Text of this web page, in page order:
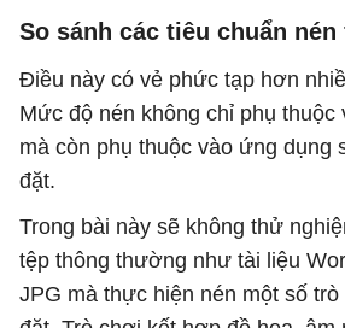
So sánh các tiêu chuẩn nén
Điều này có vẻ phức tạp hơn
Mức độ nén không chỉ phụ
mà còn phụ thuộc vào ứng dụng
đặt.
Trong bài này sẽ không thử
tệp thông thường như tài liệu
JPG mà thực hiện nén một số